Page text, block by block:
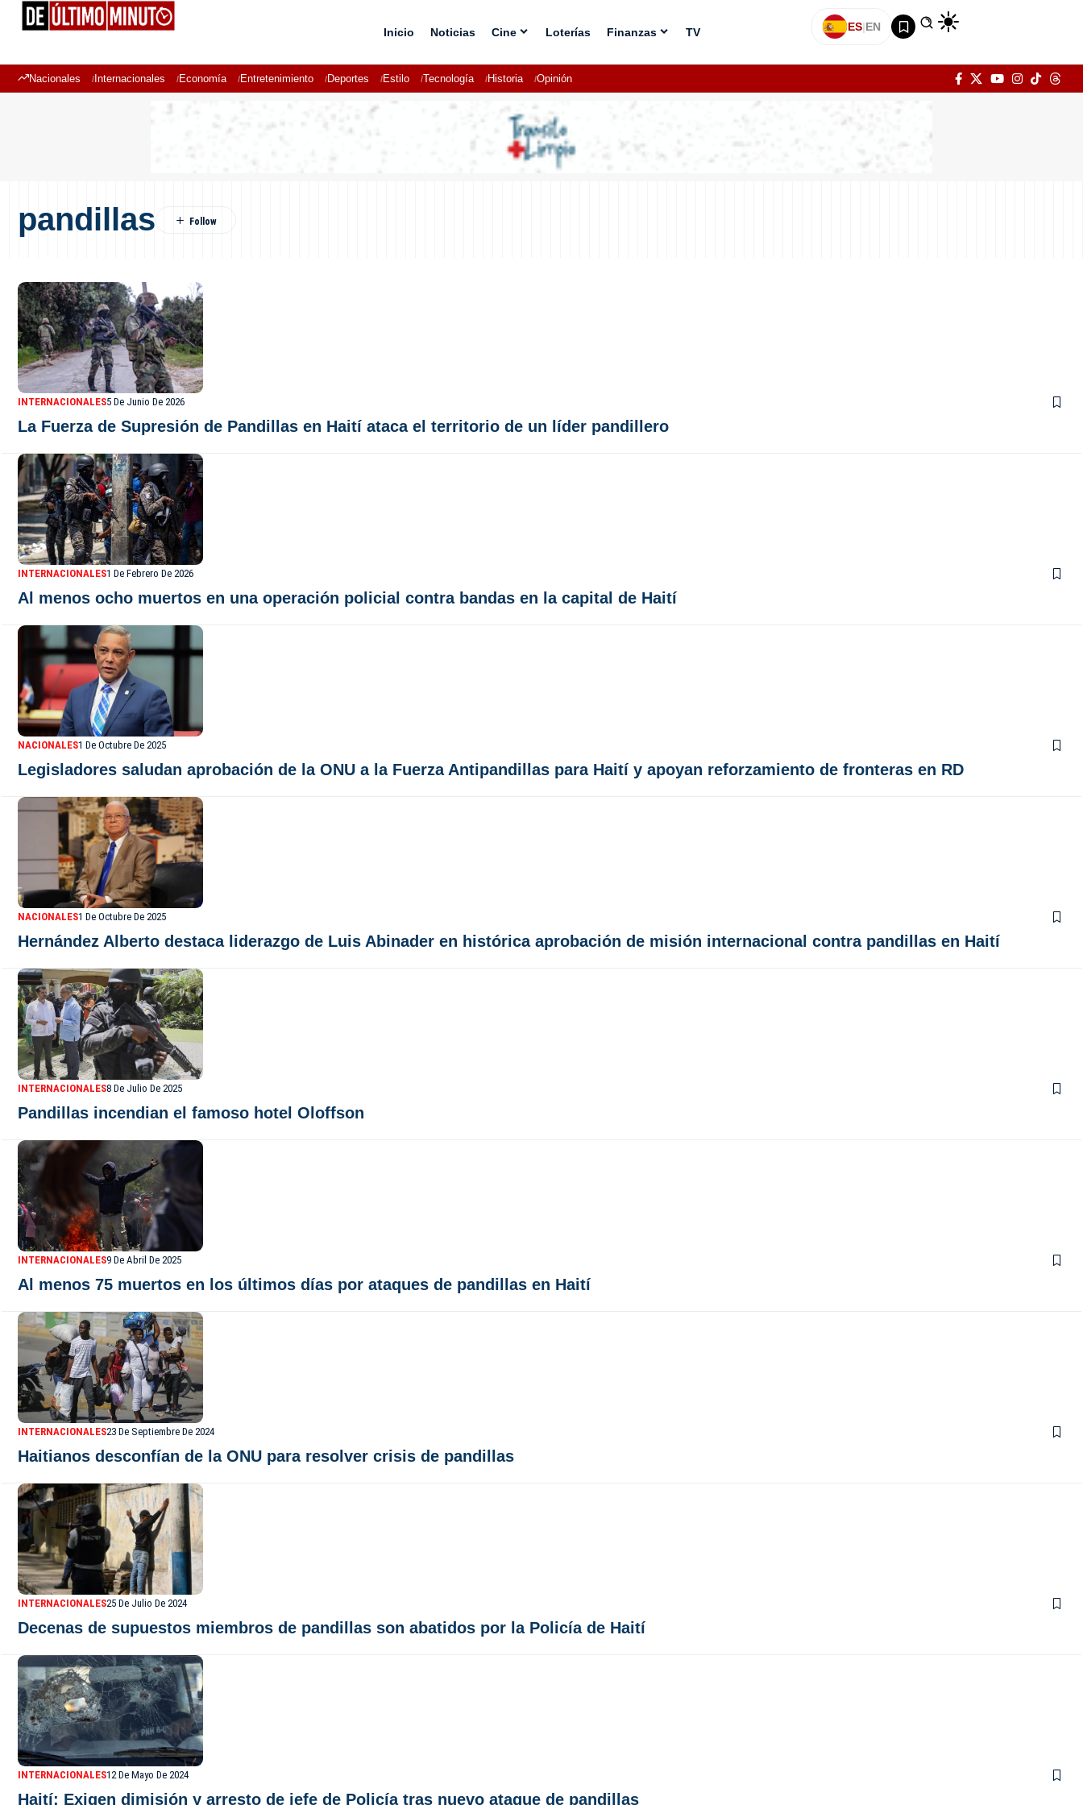
Inicio Noticias Cine Loterías Finanzas TV ES|EN
Nacionales Internacionales Economía Entretenimiento Deportes Estilo Tecnología Historia Opinión
pandillas
INTERNACIONALES5 De Junio De 2026
La Fuerza de Supresión de Pandillas en Haití ataca el territorio de un líder pandillero
INTERNACIONALES1 De Febrero De 2026
Al menos ocho muertos en una operación policial contra bandas en la capital de Haití
NACIONALES1 De Octubre De 2025
Legisladores saludan aprobación de la ONU a la Fuerza Antipandillas para Haití y apoyan reforzamiento de fronteras en RD
NACIONALES1 De Octubre De 2025
Hernández Alberto destaca liderazgo de Luis Abinader en histórica aprobación de misión internacional contra pandillas en Haití
INTERNACIONALES8 De Julio De 2025
Pandillas incendian el famoso hotel Oloffson
INTERNACIONALES9 De Abril De 2025
Al menos 75 muertos en los últimos días por ataques de pandillas en Haití
INTERNACIONALES23 De Septiembre De 2024
Haitianos desconfían de la ONU para resolver crisis de pandillas
INTERNACIONALES25 De Julio De 2024
Decenas de supuestos miembros de pandillas son abatidos por la Policía de Haití
INTERNACIONALES12 De Mayo De 2024
Haití: Exigen dimisión y arresto de jefe de Policía tras nuevo ataque de pandillas